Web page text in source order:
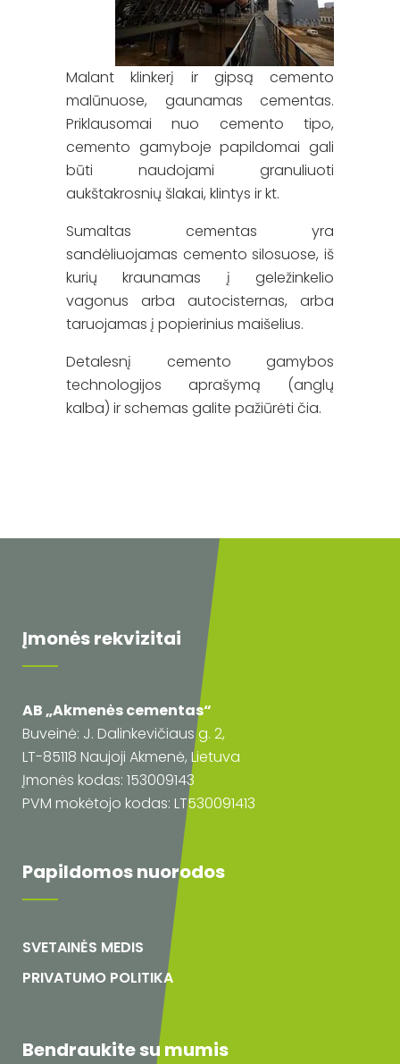
Malant klinkerį ir gipsą cemento
malūnuose, gaunamas cementas.
Priklausomai nuo cemento tipo,
cemento gamyboje papildomai gali
būti naudojami granuliuoti
aukštakrosnių šlakai, klintys ir kt.
Sumaltas cementas yra
sandėliuojamas cemento silosuose, iš
kurių kraunamas į geležinkelio
vagonus arba autocisternas, arba
taruojamas į popierinius maišelius.
Detalesnį cemento gamybos
technologijos aprašymą (anglų
kalba) ir schemas galite pažiūrėti čia.
Įmonės rekvizitai
AB „Akmenės cementas“
Buveinė: J. Dalinkevičiaus g. 2,
LT-85118 Naujoji Akmenė, Lietuva
Įmonės kodas: 153009143
PVM mokėtojo kodas: LT530091413
Papildomos nuorodos
SVETAINĖS MEDIS
PRIVATUMO POLITIKA
Bendraukite su mumis